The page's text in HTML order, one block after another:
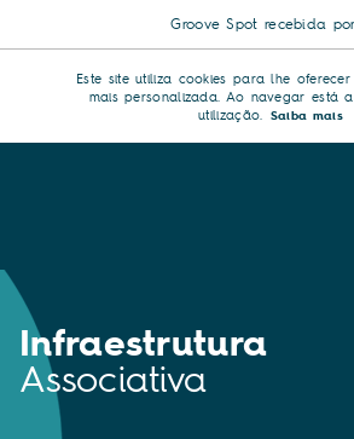
Groove Spot recebida por
Este site utiliza cookies para lhe
mais personalizada. Ao navegar está
utilização. Saiba mais
Infraestrutura
Associativa